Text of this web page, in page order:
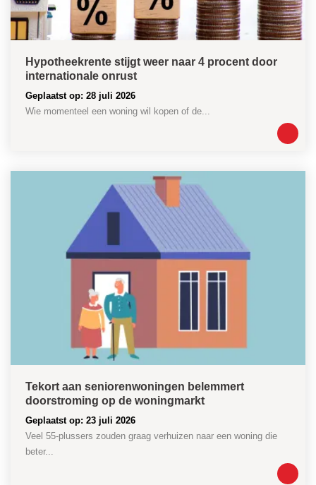
Hypotheekrente stijgt weer naar 4 procent door
internationale onrust
Geplaatst op: 28 juli 2026
Wie momenteel een woning wil kopen of de...
Tekort aan seniorenwoningen belemmert
doorstroming op de woningmarkt
Geplaatst op: 23 juli 2026
Veel 55-plussers zouden graag verhuizen naar een woning die
beter...